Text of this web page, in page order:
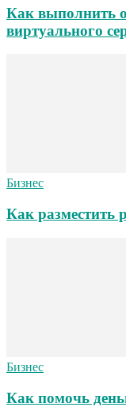
Как выполнить
виртуального
Бизнес
Как разместить
Бизнес
Как помочь